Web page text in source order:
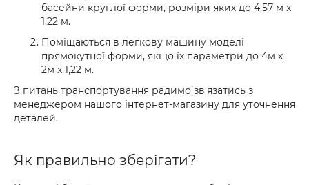
басейни круглої форми, розміри яких до 4,57 м x
1,22 м.
Поміщаються в легкову машину моделі
прямокутної форми, якщо їх параметри до 4м х
2м х 1,22 м.
З питань транспортування радимо зв'язатись з
менеджером нашого інтернет-магазину для уточнення
деталей.
Як правильно зберігати?